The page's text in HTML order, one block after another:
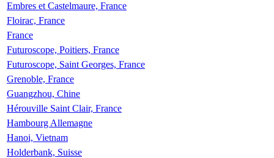
Embres et Castelmaure, France
Floirac, France
France
Futuroscope, Poitiers, France
Futuroscope, Saint Georges, France
Grenoble, France
Guangzhou, Chine
Hérouville Saint Clair, France
Hambourg Allemagne
Hanoi, Vietnam
Holderbank, Suisse